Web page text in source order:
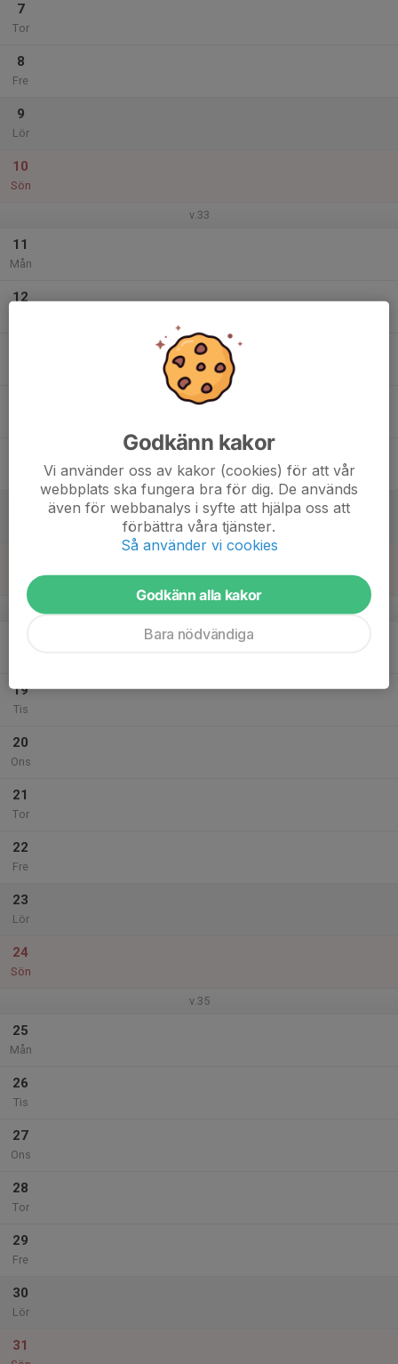
7
Tor
8
Fre
9
Lör
10
Sön
v.33
11
Mån
12
19
Tis
20
Ons
21
Tor
22
Fre
23
Lör
24
Sön
v.35
25
Mån
26
Tis
27
Ons
28
Tor
29
Fre
30
Lör
31
Godkänn kakor
Vi använder oss av kakor (cookies) för att vår
webbplats ska fungera bra för dig. De används
även för webbanalys i syfte att hjälpa oss att
förbättra våra tjänster.
Så använder vi cookies
Godkänn alla kakor
Bara nödvändiga